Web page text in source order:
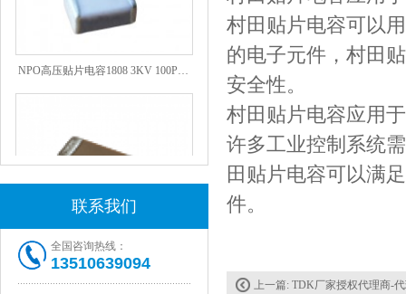
联系我们
全国咨询热线：
13510639094
村田贴片电容可以
的电子元件，村田
安全性。
村田贴片电容应用
许多工业控制系统
田贴片电容可以满
件。
上一篇: TDK厂家授权代理商-代理